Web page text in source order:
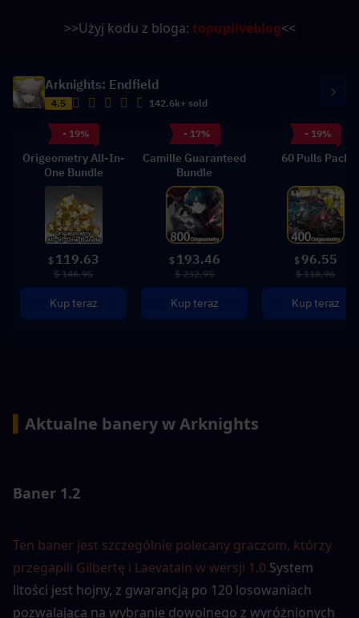
>>Użyj kodu z bloga: topupliveblog<<
Arknights: Endfield
4.5 142.6k+ sold
- 19%
Origeometry All-In-
One Bundle
$ 119.63
$ 146.95
Kup teraz
- 17%
Camille Guaranteed
Bundle
$ 193.46
$ 232.95
Kup teraz
- 19%
60 Pulls Pack
$ 96.55
$ 118.96
Kup teraz
Aktualne banery w Arknights
Baner 1.2
Ten baner jest szczególnie polecany graczom, którzy
przegapili Gilbertę i Laevatain w wersji 1.0.System
litości jest hojny, z gwarancją po 120 losowaniach
pozwalającą na wybranie dowolnego z wyróżnionych